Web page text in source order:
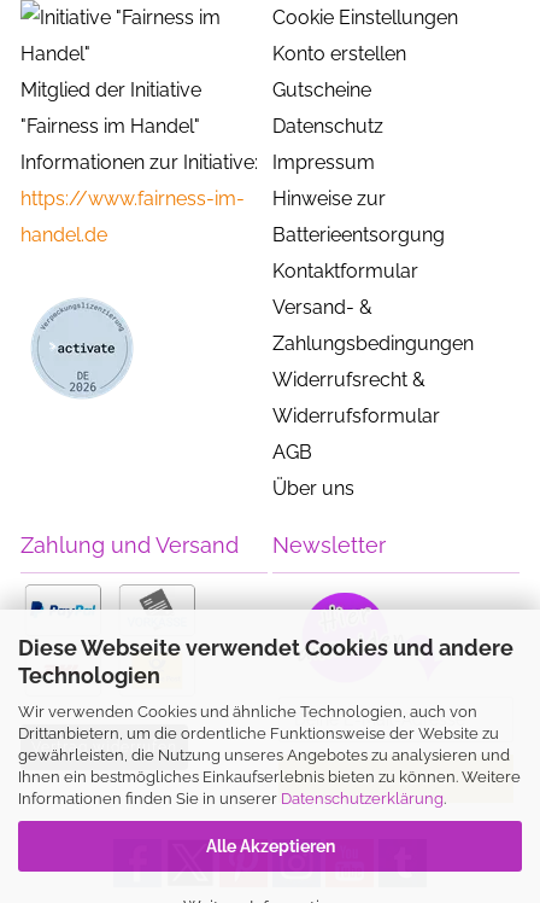
Diese Webseite verwendet Cookies und andere
Technologien
Wir verwenden Cookies und ähnliche Technologien, auch von
Drittanbietern, um die ordentliche Funktionsweise der Website zu
gewährleisten, die Nutzung unseres Angebotes zu analysieren und
Ihnen ein bestmögliches Einkaufserlebnis bieten zu können. Weitere
Informationen finden Sie in unserer Datenschutzerklärung.
Alle Akzeptieren
Mitglied der Initiative
"Fairness im Handel"
Informationen zur Initiative:
https://www.fairness-im-
handel.de
Cookie Einstellungen
Konto erstellen
Gutscheine
Datenschutz
Impressum
Hinweise zur
Batterieentsorgung
Kontaktformular
Versand- &
Zahlungsbedingungen
Widerrufsrecht &
Widerrufsformular
AGB
Über uns
Zahlung und Versand
Vertrag widerrufen
Newsletter